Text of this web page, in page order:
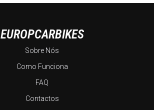
EUROPCARBIKES
Sobre Nós
Como Funciona
FAQ
Contactos